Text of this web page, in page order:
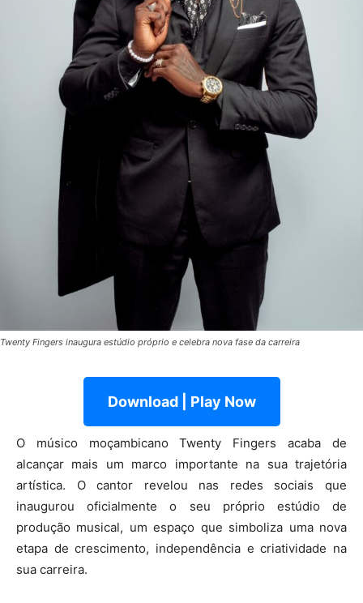
Twenty Fingers inaugura estúdio próprio e celebra nova fase da carreira
Download | Play Now
O músico moçambicano Twenty Fingers acaba de
alcançar mais um marco importante na sua trajetória
artística. O cantor revelou nas redes sociais que
inaugurou oficialmente o seu próprio estúdio de
produção musical, um espaço que simboliza uma nova
etapa de crescimento, independência e criatividade na
sua carreira.